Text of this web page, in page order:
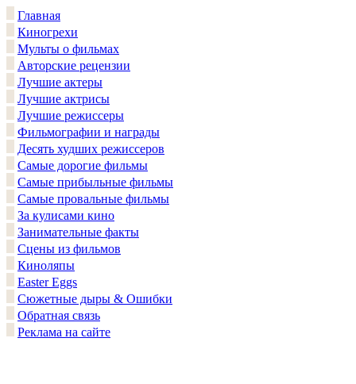
Главная
Киногрехи
Мульты о фильмах
Авторские рецензии
Лучшие актеры
Лучшие актрисы
Лучшие режиссеры
Фильмографии и награды
Десять худших режиссеров
Самые дорогие фильмы
Самые прибыльные фильмы
Самые провальные фильмы
За кулисами кино
Занимательные факты
Сцены из фильмов
Киноляпы
Easter Eggs
Сюжетные дыры & Ошибки
Обратная связь
Реклама на сайте